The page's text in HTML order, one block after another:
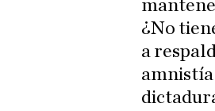
¿No
a
amnistía